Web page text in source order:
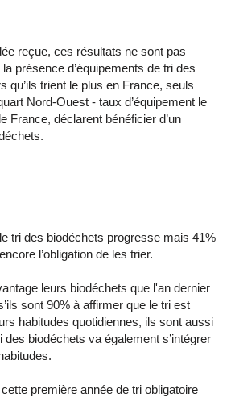
reçue, ces résultats ne sont pas
présence d’équipements de tri des
qu’ils trient le plus en France, seuls
Nord-Ouest - taux d’équipement le
France, déclarent bénéficier d’un
tri des biodéchets progresse mais 41%
l’obligation de les trier.
leurs biodéchets que l'an dernier
sont 90% à affirmer que le tri est
habitudes quotidiennes, ils sont aussi
des biodéchets va également s’intégrer
première année de tri obligatoire